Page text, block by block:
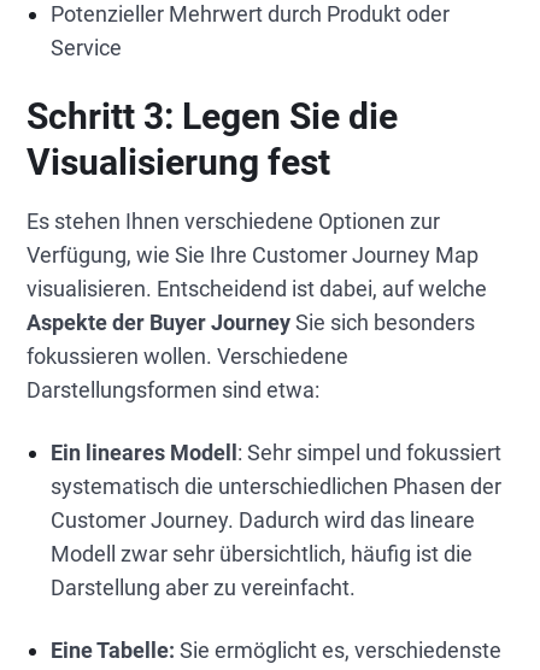
Potenzieller Mehrwert durch Produkt oder
Service
Schritt 3: Legen Sie die
Visualisierung fest
Es stehen Ihnen verschiedene Optionen zur
Verfügung, wie Sie Ihre Customer Journey Map
visualisieren. Entscheidend ist dabei, auf welche
Aspekte der Buyer JourneySie sich besonders
fokussieren wollen. Verschiedene
Darstellungsformen sind etwa:
Ein lineares Modell : Sehr simpel und fokussiert
systematisch die unterschiedlichen Phasen der
Customer Journey. Dadurch wird das lineare
Modell zwar sehr übersichtlich, häufig ist die
Darstellung aber zu vereinfacht.
Eine Tabelle: Sie ermöglicht es, verschiedenste